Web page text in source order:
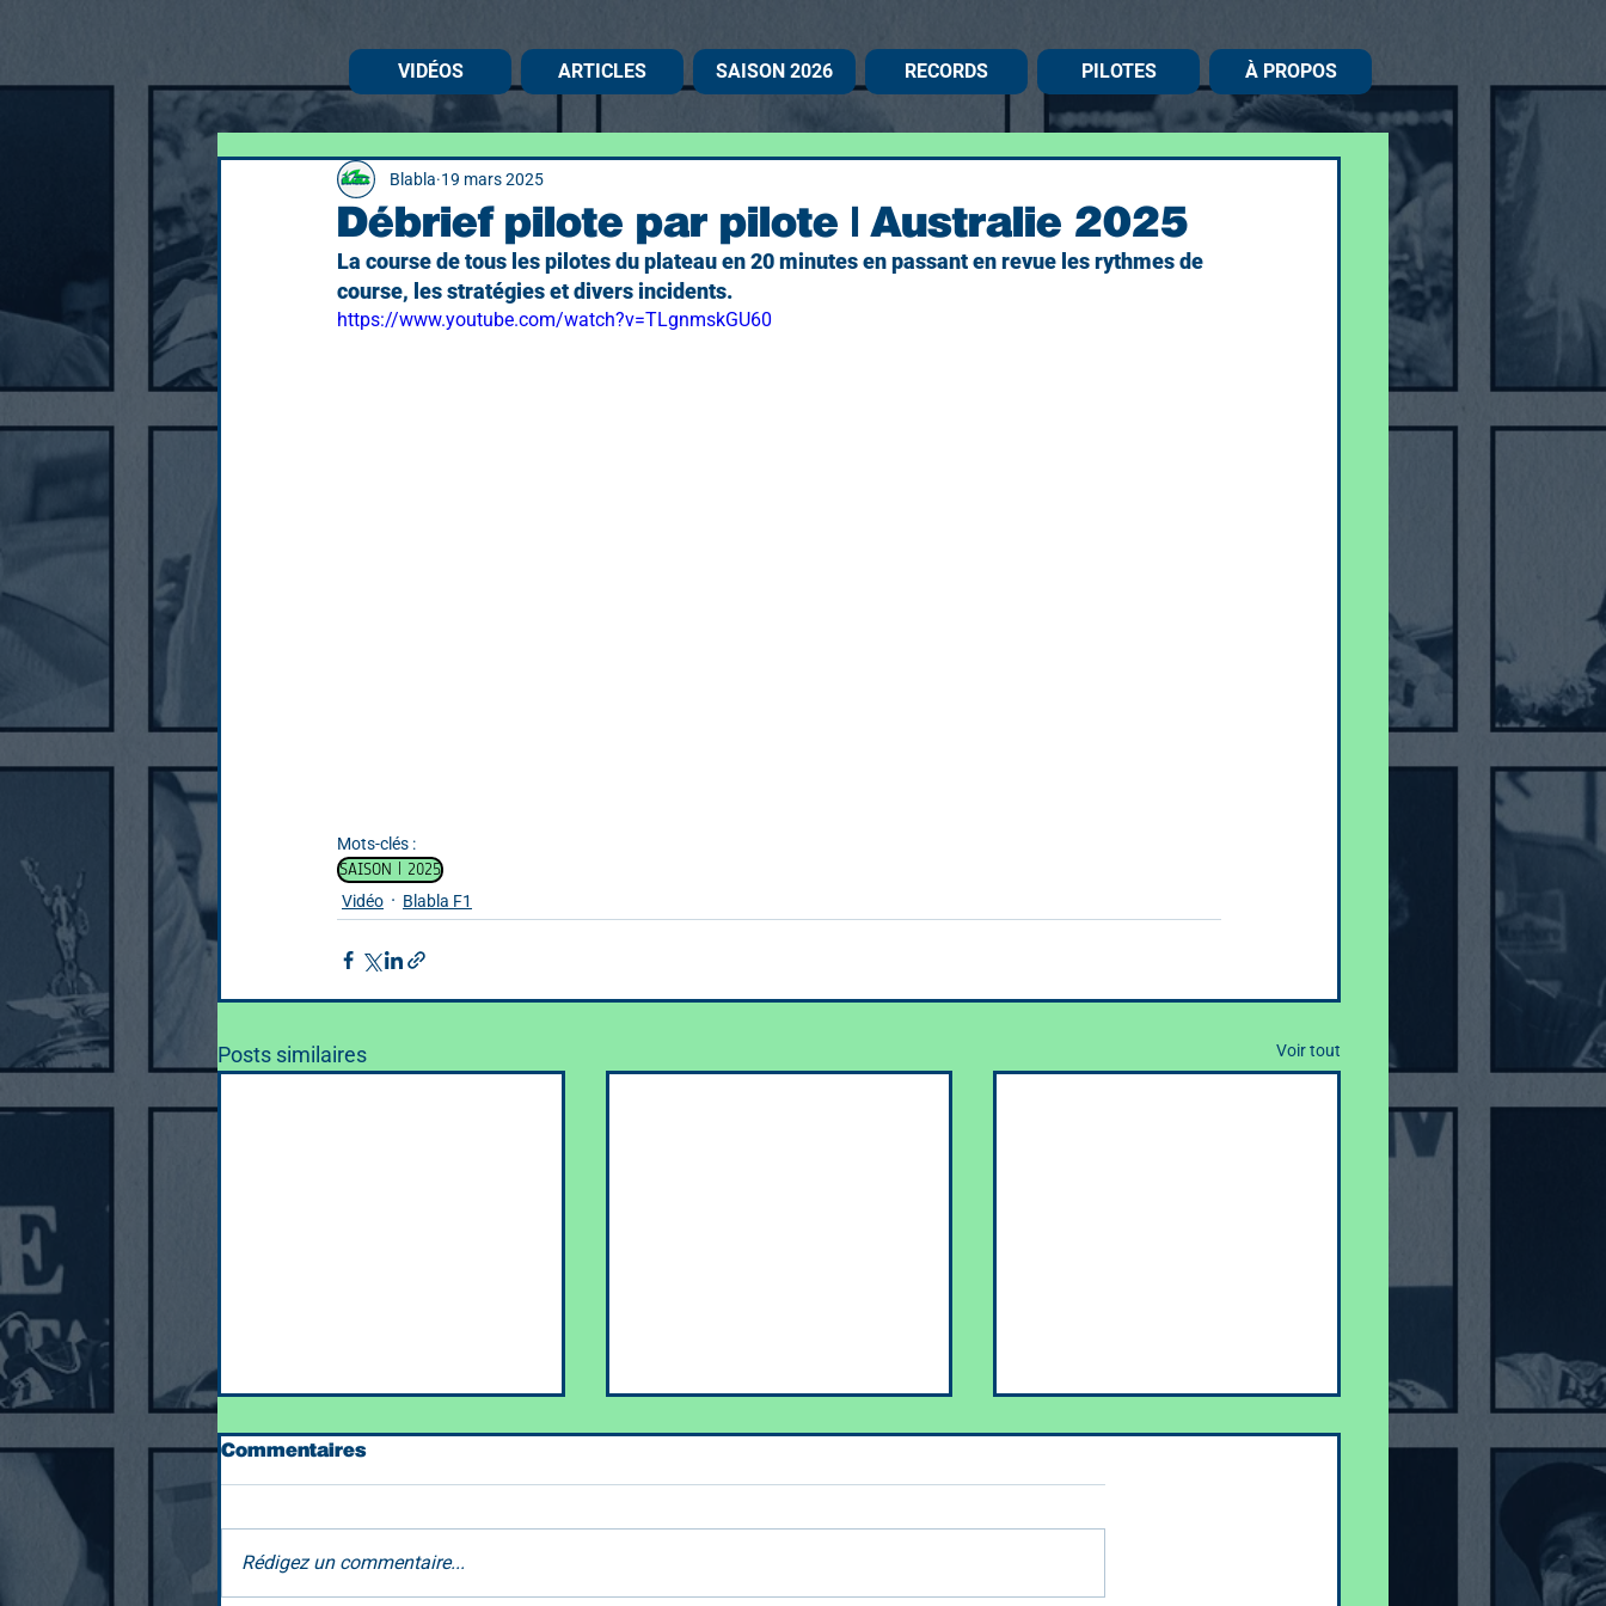
VIDÉOS ARTICLES SAISON 2026 RECORDS PILOTES À PROPOS
Débrief pilote par pilote | Australie 2025
Blabla 19 mars 2025
La course de tous les pilotes du plateau en 20 minutes en passant en revue les rythmes de
course, les stratégies et divers incidents.
https://www.youtube.com/watch?v=TLgnmskGU60
Mots-clés :
SAISON | 2025
Vidéo Blabla F1
Posts similaires Voir tout
Commentaires
Rédigez un commentaire...